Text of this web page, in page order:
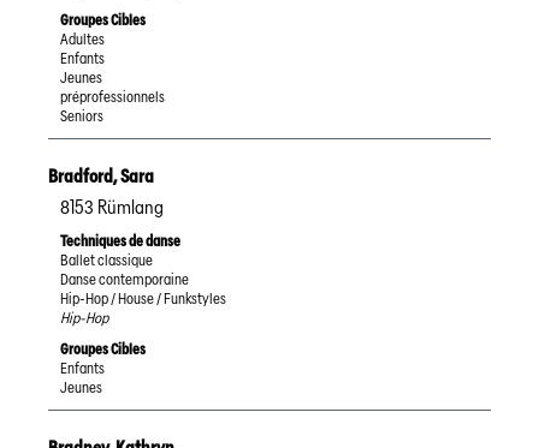
Groupes Cibles
Adultes
Enfants
Jeunes
préprofessionnels
Seniors
Bradford,Sara
8153 Rümlang
Techniques de danse
Ballet classique
Danse contemporaine
Hip-Hop / House / Funkstyles
Hip-Hop
Groupes Cibles
Enfants
Jeunes